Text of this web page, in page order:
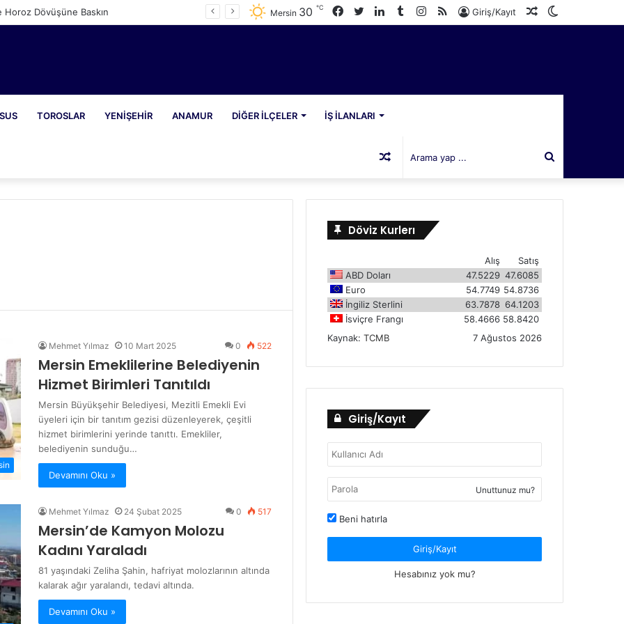
Horoz Dövüşüne Baskın
Rastgele
Giriş/Kayıt
RSS
Instagram
Tumblr
LinkedIn
Twitter
Facebook
Mersin 30 ℃
TOROSLAR YENIŞEHIR ANAMUR DIĞER İLÇELER İŞ İLANLARI
Arama
yap
Rastgele
Makale
Mehmet Yılmaz 10 Mart 2025 0 522
Mersin Emeklilerine Belediyenin
Hizmet Birimleri Tanıtıldı
Mersin Büyükşehir Belediyesi, Mezitli Emekli Evi
üyeleri için bir tanıtım gezisi düzenleyerek, çeşitli
hizmet birimlerini yerinde tanıttı. Emekliler,
belediyenin sunduğu…
Devamını Oku »
Mehmet Yılmaz 24 Şubat 2025 0 517
Mersin’de Kamyon Molozu
Kadını Yaraladı
81 yaşındaki Zeliha Şahin, hafriyat molozlarının altında
kalarak ağır yaralandı, tedavi altında.
Devamını Oku »
Döviz Kurlerı
Satış
Alış
ABD Doları
47.6085
47.5229
Euro
54.8736
54.7749
İngiliz Sterlini
64.1203
63.7878
İsviçre Frangı
58.8420
58.4666
Kaynak:TCMB 7 Ağustos 2026
Giriş/Kayıt
Unuttunuz mu?
Beni hatırla
Giriş/Kayıt
Hesabınız yok mu?